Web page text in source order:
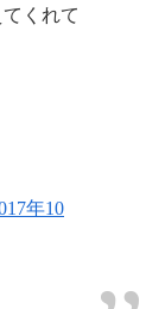
くれて
年10